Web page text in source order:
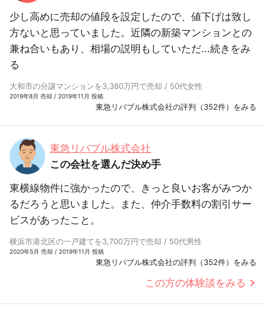
少し高めに売却の値段を設定したので、値下げは致し
方ないと思っていました。近隣の新築マンションとの
兼ね合いもあり、相場の説明もしていただ...続きをみ
る
大和市の分譲マンションを3,380万円で売却 / 50代女性
2019年8月 売却 / 2019年11月 投稿
東急リバブル株式会社の評判（352件）をみる
東急リバブル株式会社
この会社を選んだ決め手
東横線物件に強かったので、きっと良いお客がみつか
るだろうと思いました。また、仲介手数料の割引サー
ビスがあったこと。
横浜市港北区の一戸建てを3,700万円で売却 / 50代男性
2020年5月 売却 / 2019年11月 投稿
東急リバブル株式会社の評判（352件）をみる
この方の体験談をみる